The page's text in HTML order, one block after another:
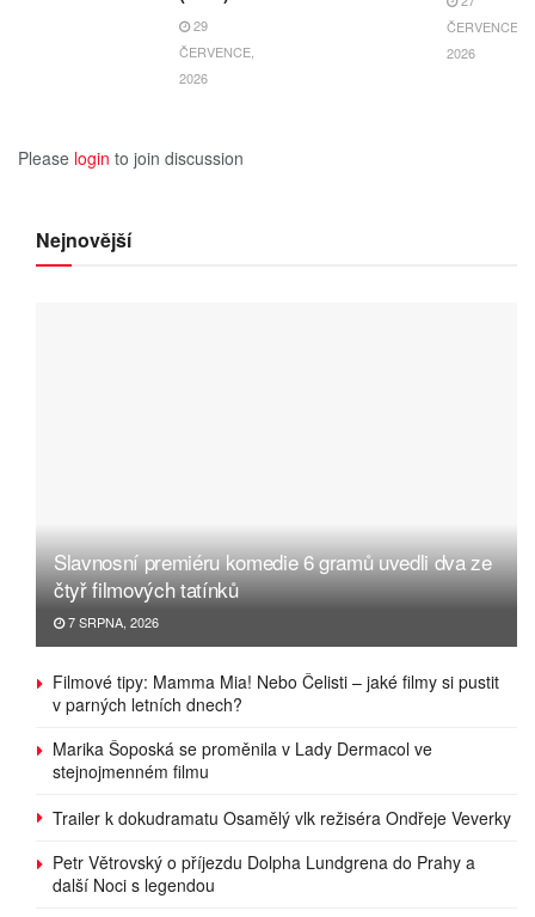
29
ČERVENCE,
2026
ČERVENCE,
2026
Please login to join discussion
Nejnovější
Slavnosní premiéru komedie 6 gramů uvedli dva ze
čtyř filmových tatínků
7 SRPNA, 2026
Filmové tipy: Mamma Mia! Nebo Čelisti – jaké filmy si pustit
v parných letních dnech?
Marika Šoposká se proměnila v Lady Dermacol ve
stejnojmenném filmu
Trailer k dokudramatu Osamělý vlk režiséra Ondřeje Veverky
Petr Větrovský o příjezdu Dolpha Lundgrena do Prahy a
další Noci s legendou